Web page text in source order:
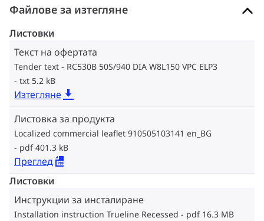
Файлове за изтегляне
Листовки
Текст на офертата
Tender text - RC530B 50S/940 DIA W8L150 VPC ELP3
txt 5.2 kB
Изтегляне
Листовка за продукта
Localized commercial leaflet 910505103141 en_BG
pdf 401.3 kB
Преглед
Листовки
Инструкции за инсталиране
Installation instruction Trueline Recessed pdf 16.3 MB